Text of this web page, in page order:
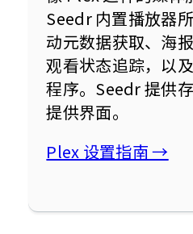
Seedr 内置播放器
动元数据获取、海
观看状态追踪，以
程序。Seedr 提供
提供界面。
Plex 设置指南 →